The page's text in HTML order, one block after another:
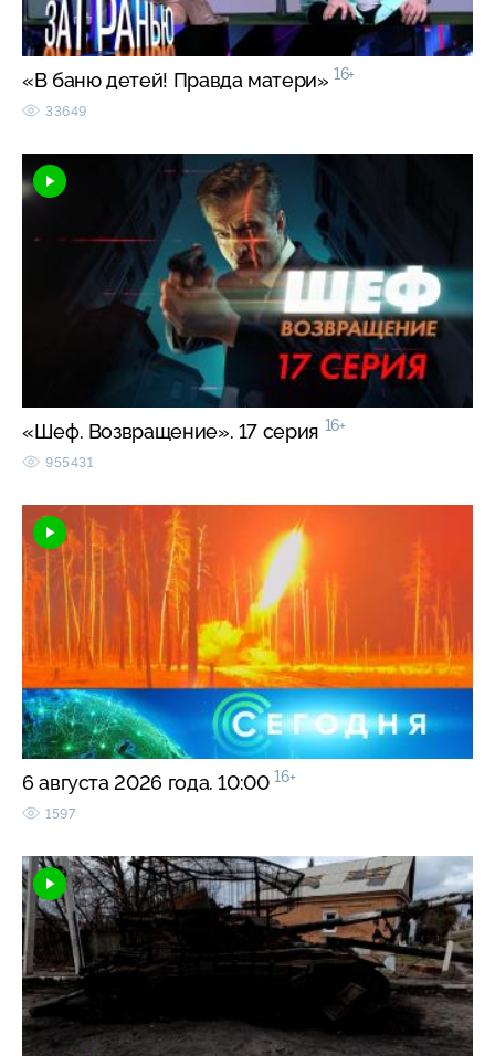
«В баню детей! Правда матери» 16+
33649
«Шеф. Возвращение». 17 серия 16+
955431
6 августа 2026 года. 10:00 16+
1597